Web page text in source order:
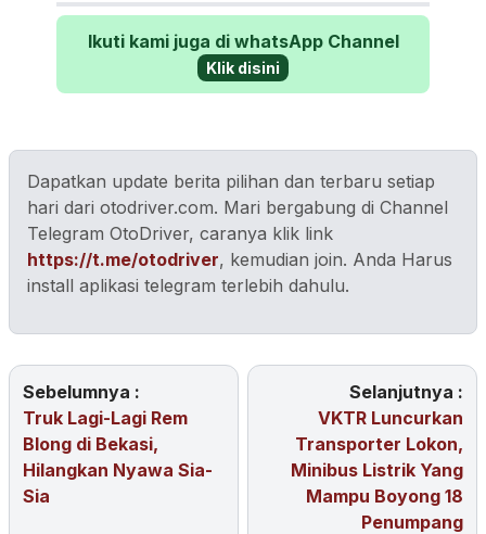
Ikuti kami juga di whatsApp Channel
Klik disini
Dapatkan update berita pilihan dan terbaru setiap
hari dari otodriver.com. Mari bergabung di Channel
Telegram OtoDriver, caranya klik link
https://t.me/otodriver, kemudian join. Anda Harus
install aplikasi telegram terlebih dahulu.
Sebelumnya :
Truk Lagi-Lagi Rem
Blong di Bekasi,
Hilangkan Nyawa Sia-
Sia
Selanjutnya :
VKTR Luncurkan
Transporter Lokon,
Minibus Listrik Yang
Mampu Boyong 18
Penumpang